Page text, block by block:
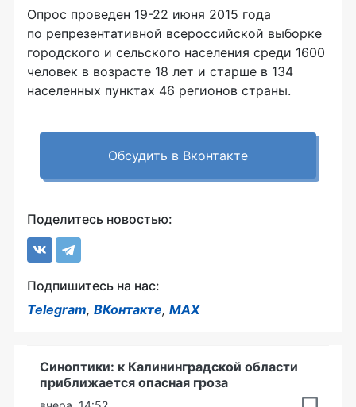
Опрос проведен 19-22 июня 2015 года
по репрезентативной всероссийской выборке
городского и сельского населения среди 1600
человек в возрасте 18 лет и старше в 134
населенных пунктах 46 регионов страны.
Обсудить в Вконтакте
Поделитесь новостью:
Подпишитесь на нас:
Telegram, ВКонтакте, MAX
Синоптики: к Калининградской области
приближается опасная гроза